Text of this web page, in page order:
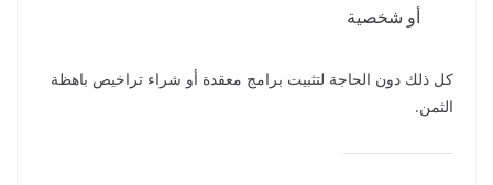
أو شخصية
كل ذلك دون الحاجة لتثبيت برامج معقدة أو شراء تراخيص باهظة
الثمن.